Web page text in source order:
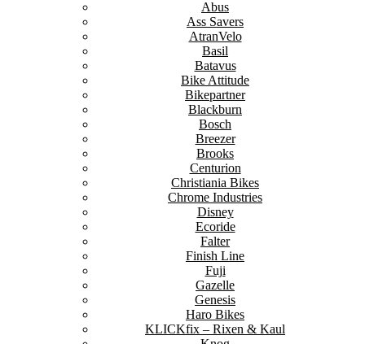
Abus
Ass Savers
AtranVelo
Basil
Batavus
Bike Attitude
Bikepartner
Blackburn
Bosch
Breezer
Brooks
Centurion
Christiania Bikes
Chrome Industries
Disney
Ecoride
Falter
Finish Line
Fuji
Gazelle
Genesis
Haro Bikes
KLICKfix – Rixen & Kaul